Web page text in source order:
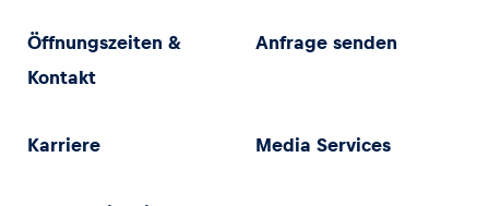
Öffnungszeiten &
Kontakt
Anfrage senden
Karriere Media Services